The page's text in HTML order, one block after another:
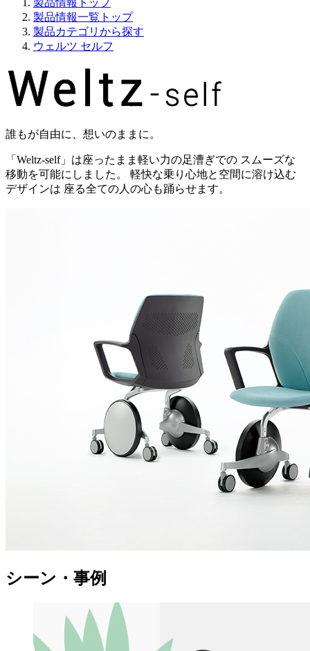
製品情報一覧トップ
製品カテゴリから探す
ウェルツ セルフ
誰もが自由に、想いのままに。
「Weltz-self」は座ったまま軽い力の足漕ぎでの スムーズな
移動を可能にしました。 軽快な乗り心地と空間に溶け込む
デザインは 座る全ての人の心も踊らせます。
シーン・事例